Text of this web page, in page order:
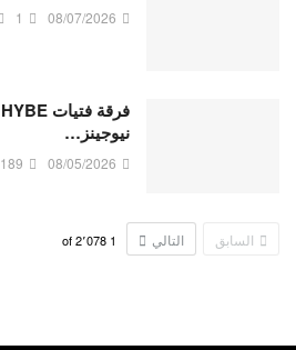
08/07/2026
1
نيوجينز…
08/05/2026
189
السابق التالي 1 2٬078